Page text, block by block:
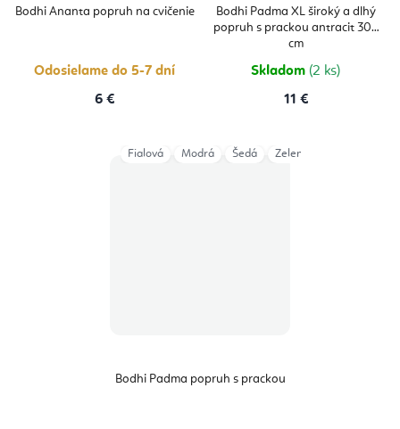
Bodhi Ananta popruh na cvičenie
Odosielame do 5-7 dní
6 €
Bodhi Padma XL široký a dlhý
popruh s prackou antracit 305
cm
produktu
je
5,0
Skladom (2 ks)
11 €
Bodhi Padma popruh s prackou
Fialová Modrá Šedá Zelená